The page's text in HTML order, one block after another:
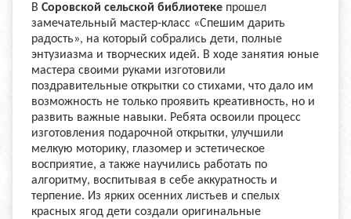
В Соровской сельской библиотеке прошел
замечательный мастер-класс «Спешим дарить
радость», на который собрались дети, полные
энтузиазма и творческих идей. В ходе занятия юные
мастера своими руками изготовили
поздравительные открытки со стихами, что дало им
возможность не только проявить креативность, но и
развить важные навыки. Ребята освоили процесс
изготовления подарочной открытки, улучшили
мелкую моторику, глазомер и эстетическое
восприятие, а также научились работать по
алгоритму, воспитывая в себе аккуратность и
терпение. Из ярких осенних листьев и спелых
красных ягод дети создали оригинальные